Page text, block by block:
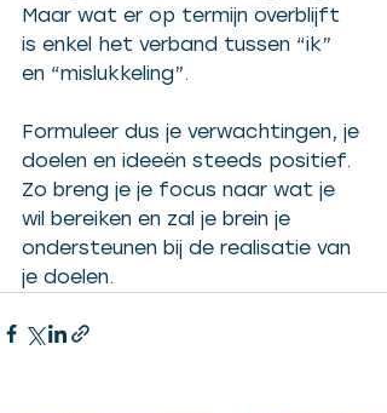
Maar wat er op termijn overblijft
is enkel het verband tussen “ik”
en “mislukkeling”.
Formuleer dus je verwachtingen, je
doelen en ideeën steeds positief.
Zo breng je je focus naar wat je
wil bereiken en zal je brein je
ondersteunen bij de realisatie van
je doelen.